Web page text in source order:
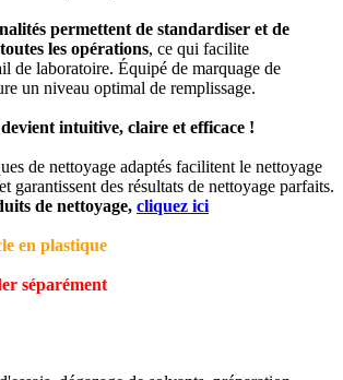
permettent de standardiser et de
les opérations, ce qui facilite
de laboratoire. Équipé de marquage de
un niveau optimal de remplissage.
intuitive, claire et efficace !
de nettoyage adaptés facilitent le nettoyage
garantissent des résultats de nettoyage parfaits.
de nettoyage, cliquez ici
en plastique
séparément